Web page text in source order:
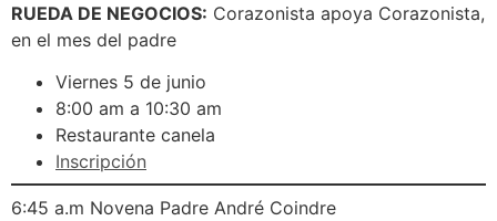
RUEDA DE NEGOCIOS: Corazonista apoya Corazonista,
en el mes del padre
Viernes 5 de junio
8:00 am a 10:30 am
Restaurante canela
Inscripción
6:45 a.m Novena Padre André Coindre